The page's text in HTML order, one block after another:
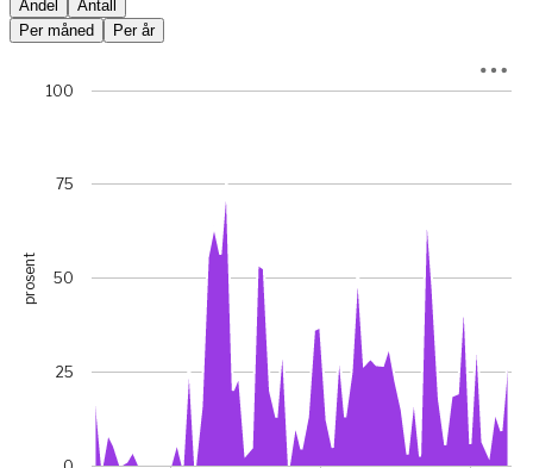
Andel
Antall
Per måned
Per år
The chart has 1 X axis displaying Time. Data ranges from
The chart has 1 Y axis displaying prosent. Data ranges
prosent
25
50
75
100